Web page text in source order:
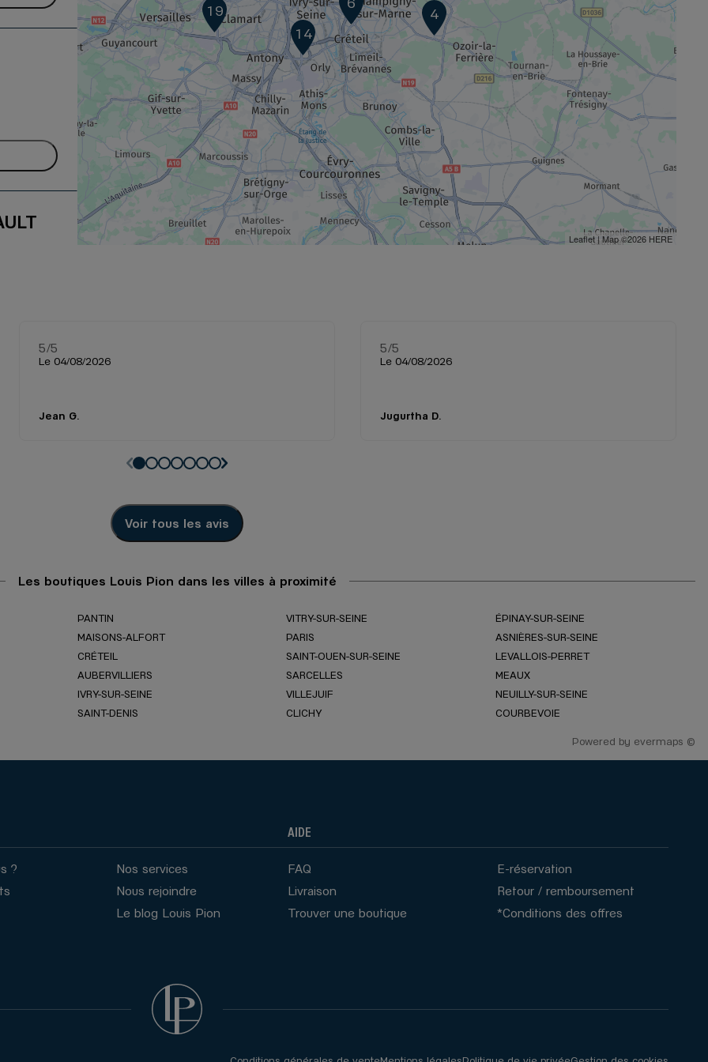
19 4
14
Leaflet| Map ©2026 HERE
5/5
Le 04/08/2026
Jean G.
5/5
Le 04/08/2026
Jugurtha D.
Voir tous les avis
Les boutiques Louis Pion dans les villes à proximité
PANTIN
MAISONS-ALFORT
CRÉTEIL
AUBERVILLIERS
IVRY-SUR-SEINE
SAINT-DENIS
VITRY-SUR-SEINE
PARIS
SAINT-OUEN-SUR-SEINE
SARCELLES
VILLEJUIF
CLICHY
ÉPINAY-SUR-SEINE
ASNIÈRES-SUR-SEINE
LEVALLOIS-PERRET
MEAUX
NEUILLY-SUR-SEINE
COURBEVOIE
Powered by evermaps ©
?
Nos services
Nous rejoindre
Le blog Louis Pion
AIDE
FAQ
Livraison
Trouver une boutique
E-réservation
Retour / remboursement
*Conditions des offres